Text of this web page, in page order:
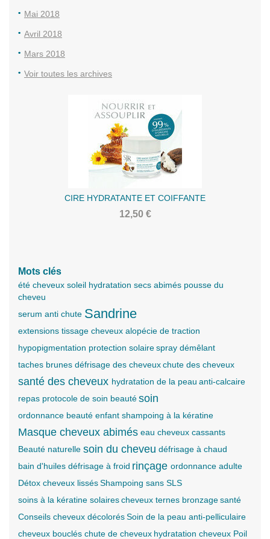
Mai 2018
Avril 2018
Mars 2018
Voir toutes les archives
CIRE HYDRATANTE ET COIFFANTE
12,50 €
Mots clés
été cheveux soleil hydratation secs abimés pousse du
cheveu
serum anti chute Sandrine
extensions tissage cheveux alopécie de traction
hypopigmentation protection solaire spray démêlant
taches brunes défrisage des cheveux chute des cheveux
santé des cheveux hydratation de la peau anti-calcaire
repas protocole de soin beauté soin
ordonnance beauté enfant shampoing à la kératine
Masque cheveux abimés eau cheveux cassants
Beauté naturelle soin du cheveu défrisage à chaud
bain d'huiles défrisage à froid rinçage ordonnance adulte
Détox cheveux lissés Shampoing sans SLS
soins à la kératine solaires cheveux ternes bronzage santé
Conseils cheveux décolorés Soin de la peau anti-pelliculaire
cheveux bouclés chute de cheveux hydratation cheveux Poil